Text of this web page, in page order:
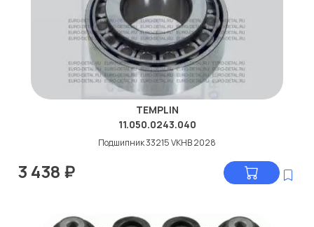
TEMPLIN
11.050.0243.040
Подшипник 33215 VKHB 2028
3 438 ₽